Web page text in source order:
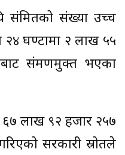
संक्रमितको संख्या उच्च
२४ घण्टामा २ लाख ५५
संक्रमणमुक्त भएका
लाख ९२ हजार २५७
सरकारी स्रोतले